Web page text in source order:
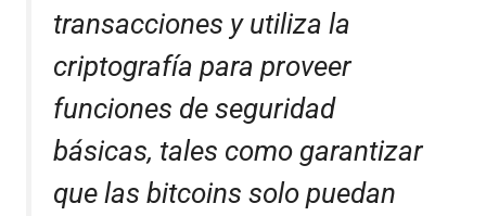
transacciones y utiliza la
criptografía para proveer
funciones de seguridad
básicas, tales como garantizar
que las bitcoins solo puedan